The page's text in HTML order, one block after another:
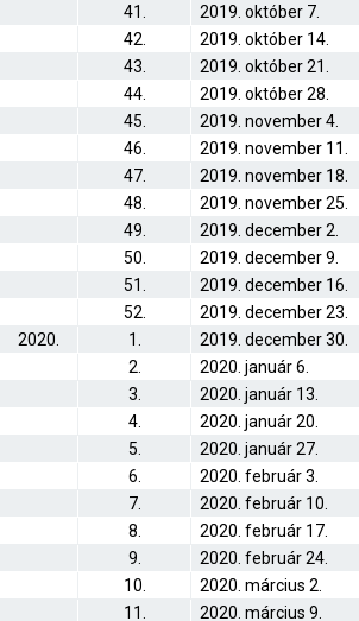
41.
2019. október 7.
42.
2019. október 14.
43.
2019. október 21.
44.
2019. október 28.
45.
2019. november 4.
46.
2019. november 11.
47.
2019. november 18.
48.
2019. november 25.
49.
2019. december 2.
50.
2019. december 9.
51.
2019. december 16.
52.
2019. december 23.
2020.
1. 2019. december 30.
2.
2020. január 6.
3.
2020. január 13.
4.
2020. január 20.
5.
2020. január 27.
6.
2020. február 3.
7.
2020. február 10.
8.
2020. február 17.
9.
2020. február 24.
10.
2020. március 2.
11.
2020. március 9.